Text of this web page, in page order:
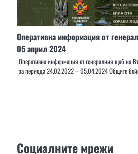
Оперативна информация от
05 април 2024
Оперативна информация от генералния щаб на
за периода 24.02.2022 – 05.04.2024 Общите
Социалните мрежи